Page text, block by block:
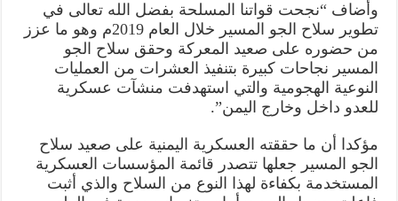
وأضاف “نجحت قواتنا المسلحة بفضل الله تعالى في
تطوير سلاح الجو المسير خلال العام 2019م وهو ما عزز
من حضوره على صعيد المعركة وحقق سلاح الجو
المسير نجاحات كبيرة بتنفيذ العشرات من العمليات
النوعية الهجومية والتي استهدفت منشآت عسكرية
للعدو داخل وخارج اليمن”.
مؤكدا أن ما حققته العسكرية اليمنية على صعيد سلاح
الجو المسير جعلها تتصدر قائمة المؤسسات العسكرية
المستخدمة بكفاءة لهذا النوع من السلاح والذي أثبت